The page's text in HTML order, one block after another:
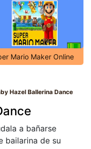
Mario Maker Online
Hazel Ballerina Dance
a bañarse
bailarina de su